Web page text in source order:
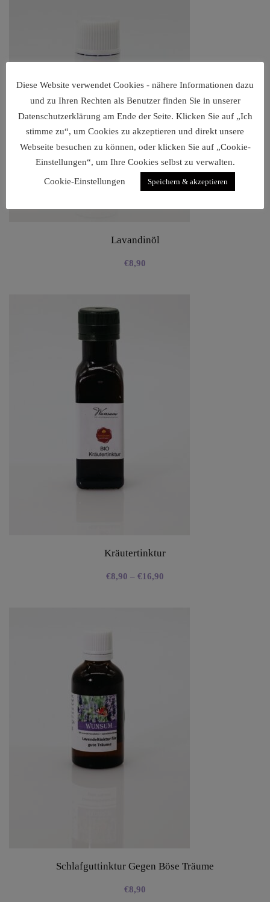
Lavandinöl
€8,90
Kräutertinktur
€8,90 – €16,90
Schlafguttinktur Gegen Böse Träume
€8,90
Diese Website verwendet Cookies - nähere Informationen dazu
und zu Ihren Rechten als Benutzer finden Sie in unserer
Datenschutzerklärung am Ende der Seite. Klicken Sie auf „Ich
stimme zu“, um Cookies zu akzeptieren und direkt unsere
Webseite besuchen zu können, oder klicken Sie auf „Cookie-
Einstellungen“, um Ihre Cookies selbst zu verwalten.
Cookie-Einstellungen
Speichern & akzeptieren